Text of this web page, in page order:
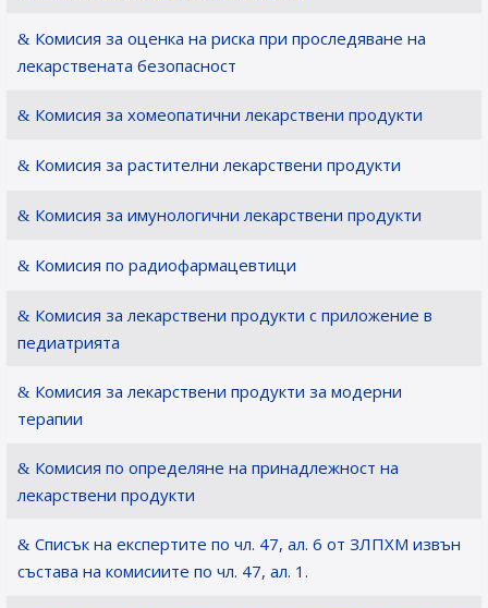
Комисия за оценка на риска при проследяване на
лекарствената безопасност
Комисия за хомеопатични лекарствени продукти
Комисия за растителни лекарствени продукти
Комисия за имунологични лекарствени продукти
Комисия по радиофармацевтици
Комисия за лекарствени продукти с приложение в
педиатрията
Комисия за лекарствени продукти за модерни
терапии
Комисия по определяне на принадлежност на
лекарствени продукти
Списък на експертите по чл. 47, ал. 6 от ЗЛПХМ извън
състава на комисиите по чл. 47, ал. 1.